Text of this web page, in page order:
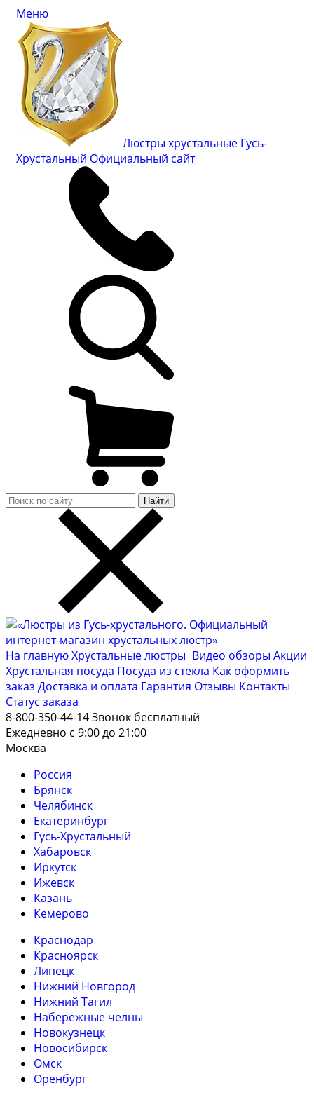
Меню
Люстры хрустальные Гусь-
Хрустальный Официальный сайт
Найти
На главнуюХрустальные люстры Видео обзоры Акции
Хрустальная посуда Посуда из стекла Как оформить
заказ Доставка и оплата Гарантия Отзывы Контакты
Cтатус заказа
8-800-350-44-14Звонок бесплатный
Ежедневно с 9:00 до 21:00
Москва
Россия
Брянск
Челябинск
Екатеринбург
Гусь-Хрустальный
Хабаровск
Иркутск
Ижевск
Казань
Кемерово
Краснодар
Красноярск
Липецк
Нижний Новгород
Нижний Тагил
Набережные челны
Новокузнецк
Новосибирск
Омск
Оренбург